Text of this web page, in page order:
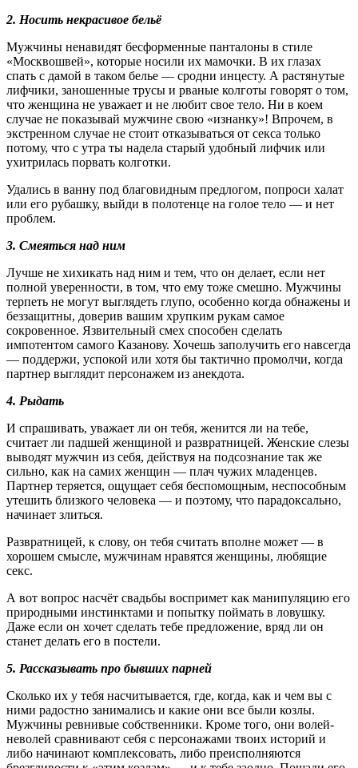
2. Носить некрасивое бельё
Мужчины ненавидят бесформенные панталоны в стиле
«Москвошвей», которые носили их мамочки. В их глазах
спать с дамой в таком белье — сродни инцесту. А растянутые
лифчики, заношенные трусы и рваные колготы говорят о том,
что женщина не уважает и не любит свое тело. Ни в коем
случае не показывай мужчине свою «изнанку»! Впрочем, в
экстренном случае не стоит отказываться от секса только
потому, что с утра ты надела старый удобный лифчик или
ухитрилась порвать колготки.
Удались в ванну под благовидным предлогом, попроси халат
или его рубашку, выйди в полотенце на голое тело — и нет
проблем.
3. Смеяться над ним
Лучше не хихикать над ним и тем, что он делает, если нет
полной уверенности, в том, что ему тоже смешно. Мужчины
терпеть не могут выглядеть глупо, особенно когда обнажены и
беззащитны, доверив вашим хрупким рукам самое
сокровенное. Язвительный смех способен сделать
импотентом самого Казанову. Хочешь заполучить его навсегда
— поддержи, успокой или хотя бы тактично промолчи, когда
партнер выглядит персонажем из анекдота.
4. Рыдать
И спрашивать, уважает ли он тебя, женится ли на тебе,
считает ли падшей женщиной и развратницей. Женские слезы
выводят мужчин из себя, действуя на подсознание так же
сильно, как на самих женщин — плач чужих младенцев.
Партнер теряется, ощущает себя беспомощным, неспособным
утешить близкого человека — и поэтому, что парадоксально,
начинает злиться.
Развратницей, к слову, он тебя считать вполне может — в
хорошем смысле, мужчинам нравятся женщины, любящие
секс.
А вот вопрос насчёт свадьбы воспримет как манипуляцию его
природными инстинктами и попытку поймать в ловушку.
Даже если он хочет сделать тебе предложение, вряд ли он
станет делать его в постели.
5. Рассказывать про бывших парней
Сколько их у тебя насчитывается, где, когда, как и чем вы с
ними радостно занимались и какие они все были козлы.
Мужчины ревнивые собственники. Кроме того, они волей-
неволей сравнивают себя с персонажами твоих историй и
либо начинают комплексовать, либо преисполняются